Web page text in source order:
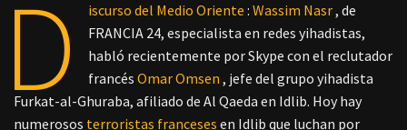
D iscurso del Medio Oriente :Wassim Nasr, de
FRANCIA 24, especialista en redes yihadistas,
habló recientemente por Skype con el reclutador
francésOmar Omsen , jefe del grupo yihadista
Furkat-al-Ghuraba, afiliado de Al Qaeda en Idlib. Hoy hay
numerosos terroristas franceses en Idlib que luchan por